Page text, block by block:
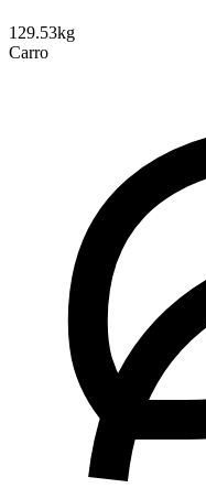
129.53kg
Carro